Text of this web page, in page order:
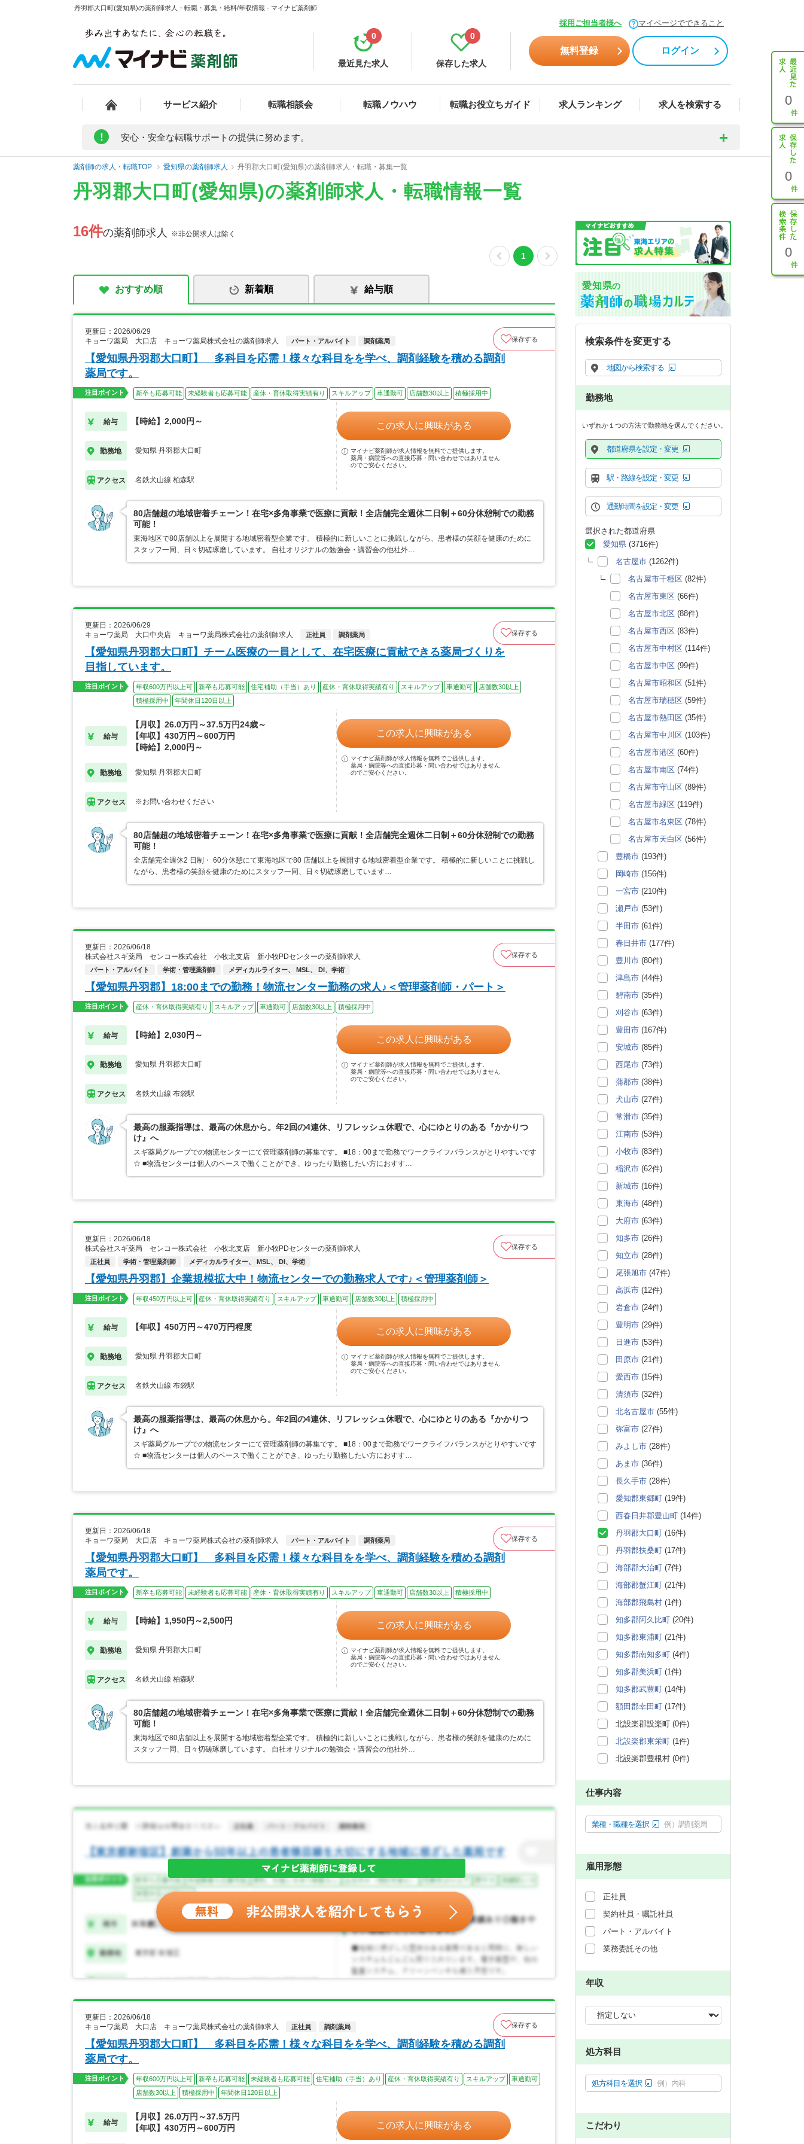
丹羽郡大口町(愛知県)の薬剤師求人・転職・募集・給料/年収情報 - マイナビ薬剤師
採用ご担当者様へ マイページでできること
最近見た求人
0
保存した求人
0
無料登録 ログイン
サービス紹介 転職相談会 転職ノウハウ 転職お役立ちガイド 求人ランキング 求人を検索する 0
0
0
! 安心・安全な転職サポートの提供に努めます。
薬剤師の求人・転職TOP 愛知県の薬剤師求人 丹羽郡大口町(愛知県)の薬剤師求人・転職・募集一覧
丹羽郡大口町(愛知県)の薬剤師求人・転職情報一覧
16件の薬剤師求人 ※非公開求人は除く
1
おすすめ順 新着順 給与順
更新日：2026/06/29
キョーワ薬局 大口店 キョーワ薬局株式会社の薬剤師求人
パート・アルバイト 調剤薬局 保存する
【愛知県丹羽郡大口町】 多科目を応需！様々な科目をを学べ、調剤経験を積める調剤
薬局です。
注目ポイント 新卒も応募可能 未経験者も応募可能 産休・育休取得実績有り スキルアップ 車通勤可 店舗数30以上 積極採用中
給与 【時給】2,000円～
勤務地 愛知県 丹羽郡大口町
アクセス 名鉄犬山線 柏森駅
この求人に興味がある
マイナビ薬剤師が求人情報を無料でご提供します。
薬局・病院等への直接応募・問い合わせではありません
のでご安心ください。
80店舗超の地域密着チェーン！在宅×多角事業で医療に貢献！全店舗完全週休二日制＋60分休憩制での勤務
可能！
東海地区で80店舗以上を展開する地域密着型企業です。 積極的に新しいことに挑戦しながら、患者様の笑顔を健康のために
スタッフ一同、日々切磋琢磨しています。 自社オリジナルの勉強会・講習会の他社外…
更新日：2026/06/29
キョーワ薬局 大口中央店 キョーワ薬局株式会社の薬剤師求人
正社員 調剤薬局 保存する
【愛知県丹羽郡大口町】チーム医療の一員として、在宅医療に貢献できる薬局づくりを
目指しています。
注目ポイント 年収600万円以上可 新卒も応募可能 住宅補助（手当）あり 産休・育休取得実績有り スキルアップ 車通勤可
店舗数30以上
積極採用中
年間休日120日以上
給与
【月収】26.0万円～37.5万円24歳～
【年収】430万円～600万円
【時給】2,000円～
勤務地 愛知県 丹羽郡大口町
アクセス ※お問い合わせください
この求人に興味がある
マイナビ薬剤師が求人情報を無料でご提供します。
薬局・病院等への直接応募・問い合わせではありません
のでご安心ください。
80店舗超の地域密着チェーン！在宅×多角事業で医療に貢献！全店舗完全週休二日制＋60分休憩制での勤務
可能！
全店舗完全週休2 日制・ 60分休憩にて東海地区で80 店舗以上を展開する地域密着型企業です。 積極的に新しいことに挑戦し
ながら、患者様の笑顔を健康のためにスタッフ一同、日々切磋琢磨しています…
更新日：2026/06/18
株式会社スギ薬局 センコー株式会社 小牧北支店 新小牧PDセンターの薬剤師求人
パート・アルバイト 学術・管理薬剤師 メディカルライター、 MSL、 DI、学術
保存する
【愛知県丹羽郡】18:00までの勤務！物流センター勤務の求人♪＜管理薬剤師・パート＞
注目ポイント 産休・育休取得実績有り スキルアップ 車通勤可 店舗数30以上 積極採用中
給与 【時給】2,030円～
勤務地 愛知県 丹羽郡大口町
アクセス 名鉄犬山線 布袋駅
この求人に興味がある
マイナビ薬剤師が求人情報を無料でご提供します。
薬局・病院等への直接応募・問い合わせではありません
のでご安心ください。
最高の服薬指導は、最高の休息から。年2回の4連休、リフレッシュ休暇で、心にゆとりのある『かかりつ
け』へ
スギ薬局グループでの物流センターにて管理薬剤師の募集です。 ■18：00まで勤務でワークライフバランスがとりやすいです
☆ ■物流センターは個人のペースで働くことができ、ゆったり勤務したい方におすす…
更新日：2026/06/18
株式会社スギ薬局 センコー株式会社 小牧北支店 新小牧PDセンターの薬剤師求人
正社員 学術・管理薬剤師 メディカルライター、 MSL、 DI、学術
保存する
【愛知県丹羽郡】企業規模拡大中！物流センターでの勤務求人です♪＜管理薬剤師＞
注目ポイント 年収450万円以上可 産休・育休取得実績有り スキルアップ 車通勤可 店舗数30以上 積極採用中
給与 【年収】450万円～470万円程度
勤務地 愛知県 丹羽郡大口町
アクセス 名鉄犬山線 布袋駅
この求人に興味がある
マイナビ薬剤師が求人情報を無料でご提供します。
薬局・病院等への直接応募・問い合わせではありません
のでご安心ください。
最高の服薬指導は、最高の休息から。年2回の4連休、リフレッシュ休暇で、心にゆとりのある『かかりつ
け』へ
スギ薬局グループでの物流センターにて管理薬剤師の募集です。 ■18：00まで勤務でワークライフバランスがとりやすいです
☆ ■物流センターは個人のペースで働くことができ、ゆったり勤務したい方におすす…
更新日：2026/06/18
キョーワ薬局 大口店 キョーワ薬局株式会社の薬剤師求人
パート・アルバイト 調剤薬局 保存する
【愛知県丹羽郡大口町】 多科目を応需！様々な科目をを学べ、調剤経験を積める調剤
薬局です。
注目ポイント 新卒も応募可能 未経験者も応募可能 産休・育休取得実績有り スキルアップ 車通勤可 店舗数30以上 積極採用中
給与 【時給】1,950円～2,500円
勤務地 愛知県 丹羽郡大口町
アクセス 名鉄犬山線 柏森駅
この求人に興味がある
マイナビ薬剤師が求人情報を無料でご提供します。
薬局・病院等への直接応募・問い合わせではありません
のでご安心ください。
80店舗超の地域密着チェーン！在宅×多角事業で医療に貢献！全店舗完全週休二日制＋60分休憩制での勤務
可能！
東海地区で80店舗以上を展開する地域密着型企業です。 積極的に新しいことに挑戦しながら、患者様の笑顔を健康のために
スタッフ一同、日々切磋琢磨しています。 自社オリジナルの勉強会・講習会の他社外…
更新日：2026/06/18
キョーワ薬局 大口店 キョーワ薬局株式会社の薬剤師求人
正社員 調剤薬局 保存する
【愛知県丹羽郡大口町】 多科目を応需！様々な科目をを学べ、調剤経験を積める調剤
薬局です。
注目ポイント 年収600万円以上可 新卒も応募可能 未経験者も応募可能 住宅補助（手当）あり 産休・育休取得実績有り スキルアップ
車通勤可
店舗数30以上
積極採用中 年間休日120日以上
給与
【月収】26.0万円～37.5万円
【年収】430万円～600万円
この求人に興味がある
愛知県の
検索条件を変更する
地図から検索する
勤務地
いずれか１つの方法で勤務地を選んでください。
都道府県を設定・変更
駅・路線を設定・変更
通勤時間を設定・変更
選択された都道府県
愛知県 (3716件)
名古屋市 (1262件)
名古屋市千種区 (82件)
名古屋市東区 (66件)
名古屋市北区 (88件)
名古屋市西区 (83件)
名古屋市中村区 (114件)
名古屋市中区 (99件)
名古屋市昭和区 (51件)
名古屋市瑞穂区 (59件)
名古屋市熱田区 (35件)
名古屋市中川区 (103件)
名古屋市港区 (60件)
名古屋市南区 (74件)
名古屋市守山区 (89件)
名古屋市緑区 (119件)
名古屋市名東区 (78件)
名古屋市天白区 (56件)
豊橋市 (193件)
岡崎市 (156件)
一宮市 (210件)
瀬戸市 (53件)
半田市 (61件)
春日井市 (177件)
豊川市 (80件)
津島市 (44件)
碧南市 (35件)
刈谷市 (63件)
豊田市 (167件)
安城市 (85件)
西尾市 (73件)
蒲郡市 (38件)
犬山市 (27件)
常滑市 (35件)
江南市 (53件)
小牧市 (83件)
稲沢市 (62件)
新城市 (16件)
東海市 (48件)
大府市 (63件)
知多市 (26件)
知立市 (28件)
尾張旭市 (47件)
高浜市 (12件)
岩倉市 (24件)
豊明市 (29件)
日進市 (53件)
田原市 (21件)
愛西市 (15件)
清須市 (32件)
北名古屋市 (55件)
弥富市 (27件)
みよし市 (28件)
あま市 (36件)
長久手市 (28件)
愛知郡東郷町 (19件)
西春日井郡豊山町 (14件)
丹羽郡大口町 (16件)
丹羽郡扶桑町 (17件)
海部郡大治町 (7件)
海部郡蟹江町 (21件)
海部郡飛島村 (1件)
知多郡阿久比町 (20件)
知多郡東浦町 (21件)
知多郡南知多町 (4件)
知多郡美浜町 (1件)
知多郡武豊町 (14件)
額田郡幸田町 (17件)
北設楽郡設楽町 (0件)
北設楽郡東栄町 (1件)
北設楽郡豊根村 (0件)
仕事内容
業種・職種を選択 例）調剤薬局
雇用形態
正社員
契約社員・嘱託社員
パート・アルバイト
業務委託その他
年収
処方科目
処方科目を選択 例）内科
こだわり